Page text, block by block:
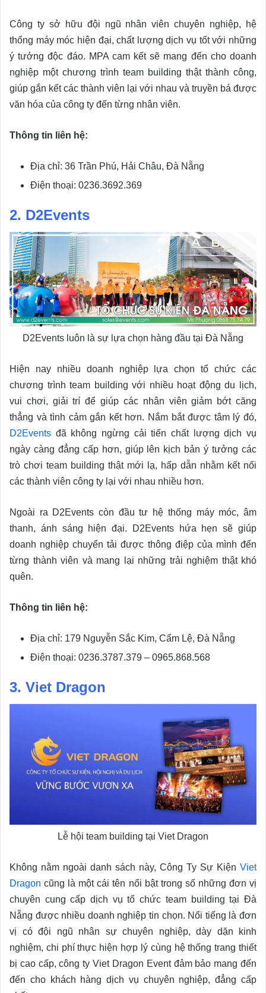
Công ty sở hữu đội ngũ nhân viên chuyên nghiệp, hệ
thống máy móc hiện đại, chất lượng dịch vụ tốt với những
ý tưởng độc đáo. MPA cam kết sẽ mang đến cho doanh
nghiệp một chương trình team building thật thành công,
giúp gắn kết các thành viên lại với nhau và truyền bá được
văn hóa của công ty đến từng nhân viên.
Thông tin liên hệ:
Địa chỉ: 36 Trần Phú, Hải Châu, Đà Nẵng
Điện thoại: 0236.3692.369
2. D2Events
D2Events luôn là sự lựa chọn hàng đầu tại Đà Nẵng
Hiện nay nhiều doanh nghiệp lựa chọn tổ chức các
chương trình team building với nhiều hoạt động du lịch,
vui chơi, giải trí để giúp các nhân viên giảm bớt căng
thẳng và tình cảm gắn kết hơn. Nắm bắt được tâm lý đó,
D2Events đã không ngừng cải tiến chất lượng dịch vụ
ngày càng đẳng cấp hơn, giúp lên kịch bản ý tưởng các
trò chơi team building thật mới lạ, hấp dẫn nhằm kết nối
các thành viên công ty lại với nhau nhiều hơn.
Ngoài ra D2Events còn đầu tư hệ thống máy móc, âm
thanh, ánh sáng hiện đại. D2Events hứa hẹn sẽ giúp
doanh nghiệp chuyển tải được thông điệp của mình đến
từng thành viên và mang lại những trải nghiệm thật khó
quên.
Thông tin liên hệ:
Địa chỉ: 179 Nguyễn Sắc Kim, Cẩm Lệ, Đà Nẵng
Điện thoại: 0236.3787.379 – 0965.868.568
3. Viet Dragon
Lễ hội team building tại Viet Dragon
Không nằm ngoài danh sách này, Công Ty Sự Kiện Viet
Dragon cũng là một cái tên nổi bật trong số những đơn vị
chuyên cung cấp dịch vụ tổ chức team building tại Đà
Nẵng được nhiều doanh nghiệp tin chọn. Nổi tiếng là đơn
vị có đội ngũ nhân sự chuyên nghiệp, dày dặn kinh
nghiệm, chi phí thực hiện hợp lý cùng hệ thống trang thiết
bị cao cấp, công ty Viet Dragon Event đảm bảo mang đến
đến cho khách hàng dịch vụ chuyên nghiệp, đẳng cấp